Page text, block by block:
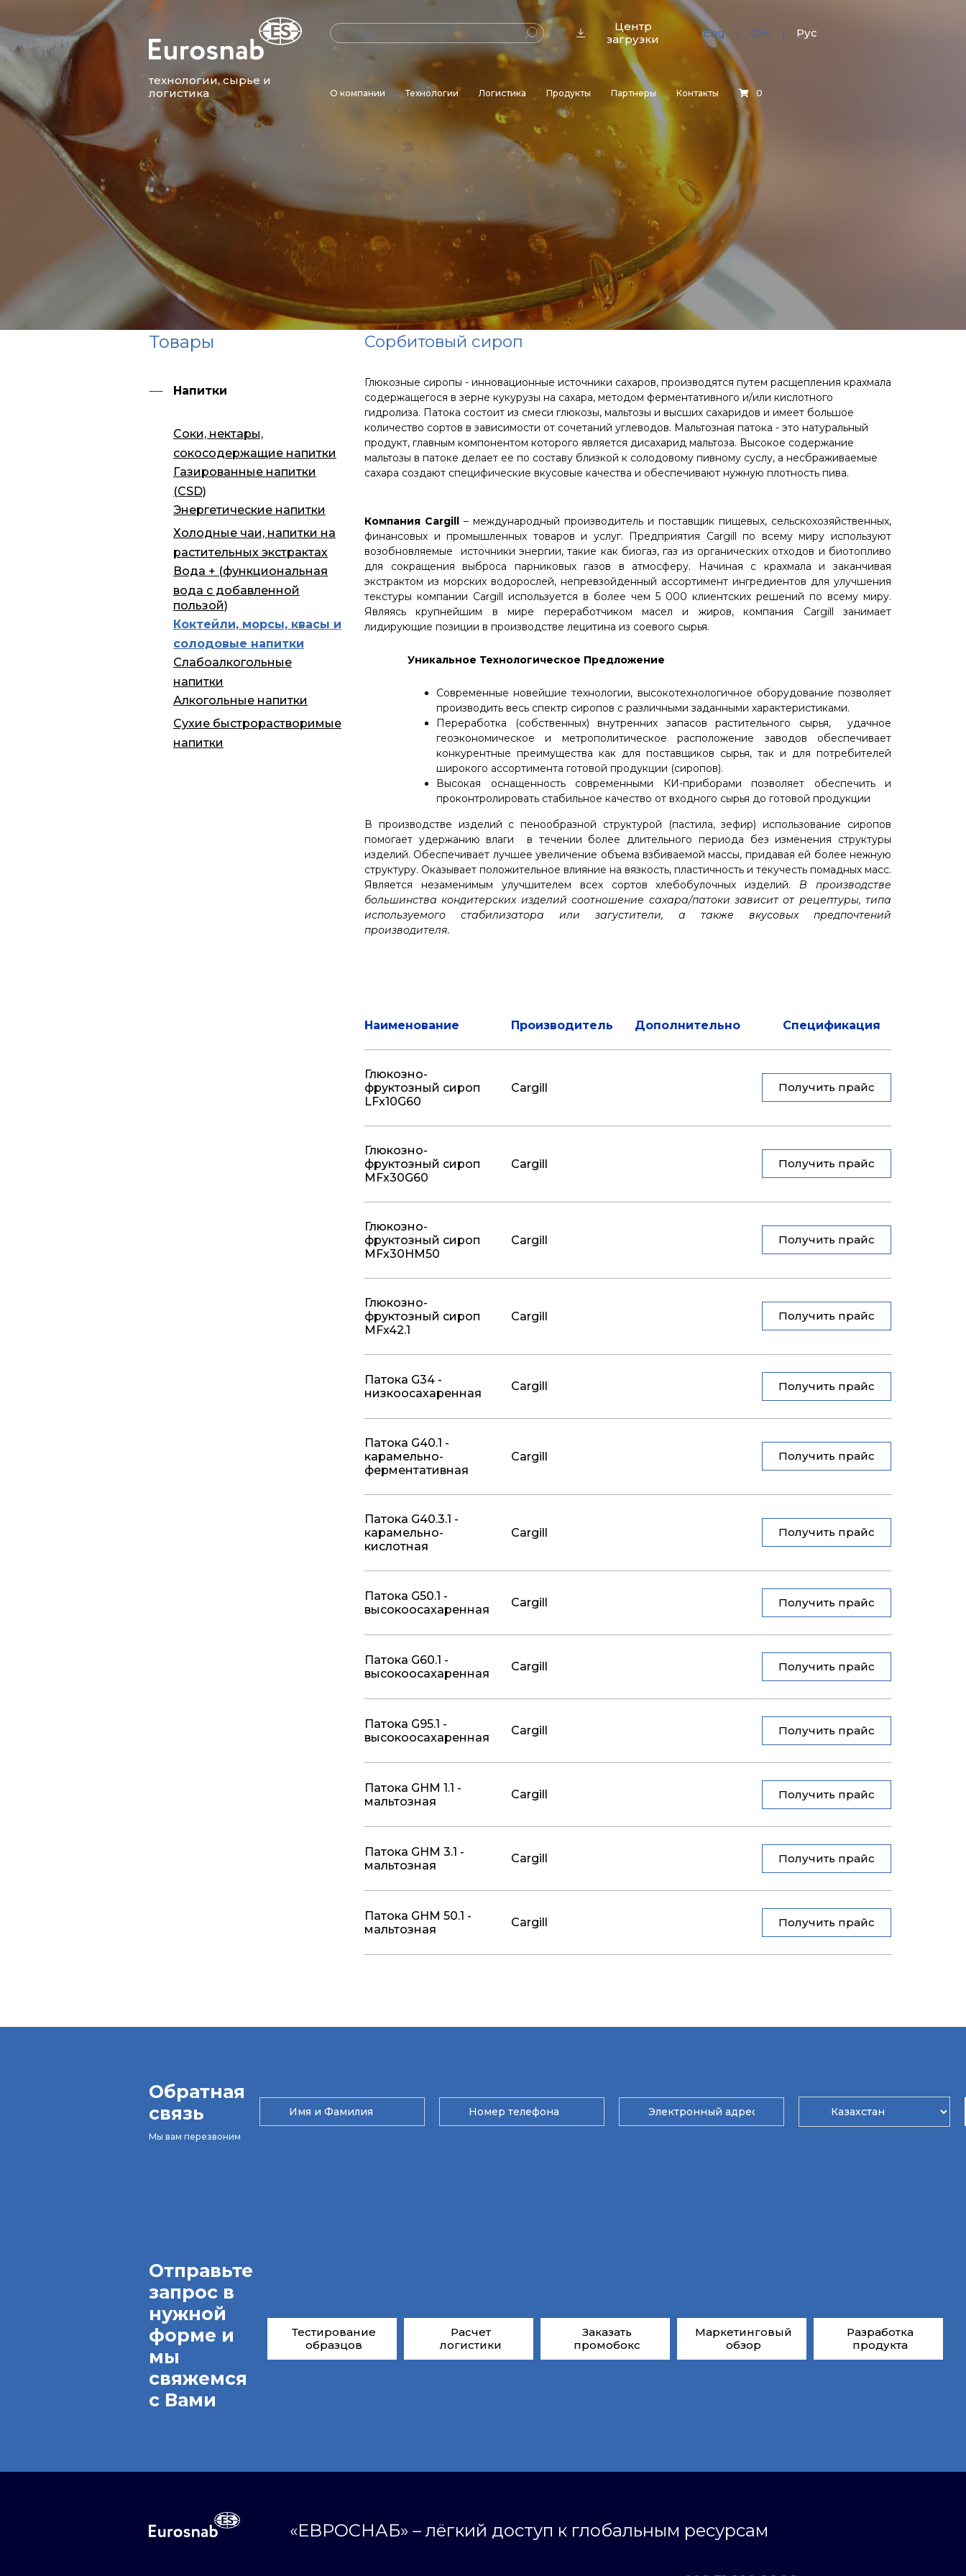
технологии, сырье и
логистика
Центр
загрузки
Eng CHI Рус
О компании Технологии Логистика Продукты Партнеры Контакты 0
Товары
Напитки
Соки, нектары,
сокосодержащие напитки
Газированные напитки
(CSD)
Энергетические напитки
Холодные чаи, напитки на
растительных экстрактах
Вода + (функциональная
вода с добавленной
пользой)
Коктейли, морсы, квасы и
солодовые напитки
Слабоалкогольные
напитки
Алкогольные напитки
Сухие быстрорастворимые
напитки
Сорбитовый сироп
Глюкозные сиропы - инновационные источники сахаров, производятся путем расщепления крахмала
содержащегося в зерне кукурузы на сахара, методом ферментативного и/или кислотного
гидролиза. Патока состоит из смеси глюкозы, мальтозы и высших сахаридов и имеет большое
количество сортов в зависимости от сочетаний углеводов. Мальтозная патока - это натуральный
продукт, главным компонентом которого является дисахарид мальтоза. Высокое содержание
мальтозы в патоке делает ее по составу близкой к солодовому пивному суслу, а несбраживаемые
сахара создают специфические вкусовые качества и обеспечивают нужную плотность пива.
Компания Cargill – международный производитель и поставщик пищевых, сельскохозяйственных,
финансовых и промышленных товаров и услуг. Предприятия Cargill по всему миру используют
возобновляемые источники энергии, такие как биогаз, газ из органических отходов и биотопливо
для сокращения выброса парниковых газов в атмосферу. Начиная с крахмала и заканчивая
экстрактом из морских водорослей, непревзойденный ассортимент ингредиентов для улучшения
текстуры компании Cargill используется в более чем 5 000 клиентских решений по всему миру.
Являясь крупнейшим в мире переработчиком масел и жиров, компания Cargill занимает
лидирующие позиции в производстве лецитина из соевого сырья.
Уникальное Технологическое Предложение
Современные новейшие технологии, высокотехнологичное оборудование позволяет
производить весь спектр сиропов с различными заданными характеристиками.
Переработка (собственных) внутренних запасов растительного сырья, удачное
геоэкономическое и метрополитическое расположение заводов обеспечивает
конкурентные преимущества как для поставщиков сырья, так и для потребителей
широкого ассортимента готовой продукции (сиропов).
Высокая оснащенность современными КИ-приборами позволяет обеспечить и
проконтролировать стабильное качество от входного сырья до готовой продукции
В производстве изделий с пенообразной структурой (пастила, зефир) использование сиропов
помогает удержанию влаги в течении более длительного периода без изменения структуры
изделий. Обеспечивает лучшее увеличение объема взбиваемой массы, придавая ей более нежную
структуру. Оказывает положительное влияние на вязкость, пластичность и текучесть помадных масс.
Является незаменимым улучшителем всех сортов хлебобулочных изделий. В производстве
большинства кондитерских изделий соотношение сахара/патоки зависит от рецептуры, типа
используемого стабилизатора или загустители, а также вкусовых предпочтений
производителя.
Наименование Производитель Дополнительно Спецификация
Глюкозно-
фруктозный сироп
LFx10G60
Cargill Получить прайс
Глюкозно-
фруктозный сироп
MFx30G60
Cargill Получить прайс
Глюкозно-
фруктозный сироп
MFx30HM50
Cargill Получить прайс
Глюкозно-
фруктозный сироп
MFx42.1
Cargill Получить прайс
Патока G34 -
низкоосахаренная
Cargill Получить прайс
Патока G40.1 -
карамельно-
ферментативная
Cargill Получить прайс
Патока G40.3.1 -
карамельно-
кислотная
Cargill Получить прайс
Патока G50.1 -
высокоосахаренная
Cargill Получить прайс
Патока G60.1 -
высокоосахаренная
Cargill Получить прайс
Патока G95.1 -
высокоосахаренная
Cargill Получить прайс
Патока GHM 1.1 -
мальтозная
Cargill Получить прайс
Патока GHM 3.1 -
мальтозная
Cargill Получить прайс
Патока GHM 50.1 -
мальтозная
Cargill Получить прайс
Обратная
связь
Мы вам перезвоним
Отправьте
запрос в
нужной
форме и
мы
свяжемся
с Вами
Тестирование
образцов
Расчет
логистики
Заказать
промобокс
Маркетинговый
обзор
Разработка
продукта
«ЕВРОСНАБ» – лёгкий доступ к глобальным ресурсам